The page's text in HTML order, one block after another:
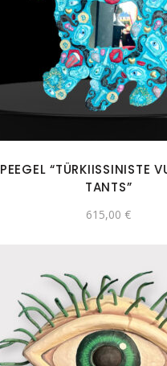
PEEGEL “TÜRKIISSINISTE
TANTS”
615,00 €